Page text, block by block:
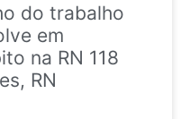
do trabalho
em
na RN 118
RN